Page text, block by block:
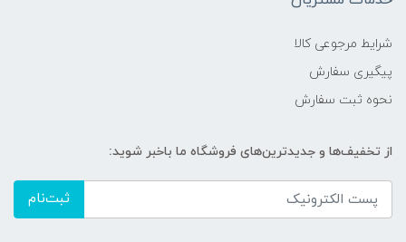
شرایط مرجوعی کالا
پیگیری سفارش
نحوه ثبت سفارش
از تخفیف‌ها و جدیدترین‌های فروشگاه ما باخبر شوید:
ثبت‌نام